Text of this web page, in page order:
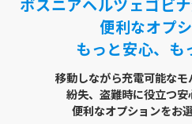
ボスニアヘルツェゴビ
便利なオプシ
もっと安心、も
移動しながら充電可能なモ
紛失、盗難時に役立つ安
便利なオプションをお